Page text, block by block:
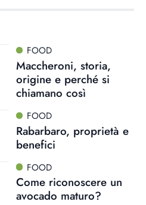
FOOD
Maccheroni, storia,
origine e perché si
chiamano così
FOOD
Rabarbaro, proprietà e
benefici
FOOD
Come riconoscere un
avocado maturo?